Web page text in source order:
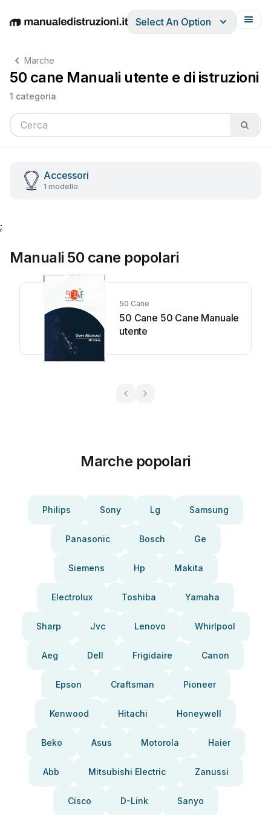
EnglishDeutschEspañolItalianoFrançais
Select An Option
Marche
50 cane Manuali utente e di istruzioni
1 categoria
Accessori
1 modello
;
Manuali 50 cane popolari
50 Cane
50 Cane 50 Cane Manuale
utente
Marche popolari
Philips Sony Lg Samsung
Panasonic Bosch Ge
Siemens Hp Makita
Electrolux Toshiba Yamaha
Sharp Jvc Lenovo Whirlpool
Aeg Dell Frigidaire Canon
Epson Craftsman Pioneer
Kenwood Hitachi Honeywell
Beko Asus Motorola Haier
Abb Mitsubishi Electric Zanussi
Cisco D-Link Sanyo